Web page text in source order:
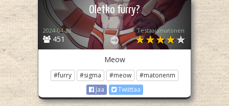
Oletko furry?
451
2024-04-28 Testaajamatonen
Meow
#furry #sigma #meow
#matonenm
Jaa
Twiittaa